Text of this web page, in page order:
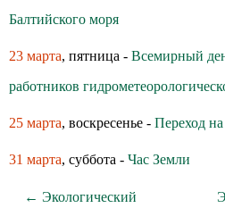
Балтийского моря
23 марта, пятница - Всемирный
работников
25 марта, воскресенье - Переход
31 марта, суббота - Час Земли
← Экологический